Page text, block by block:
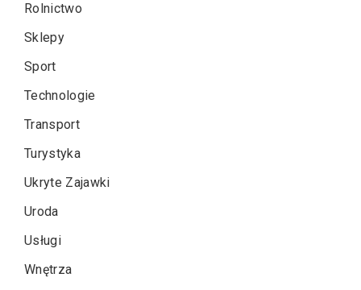
Rolnictwo
Sklepy
Sport
Technologie
Transport
Turystyka
Ukryte Zajawki
Uroda
Usługi
Wnętrza